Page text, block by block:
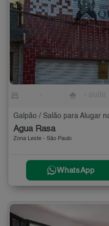
Galpão / Salão para Alugar
Água Rasa
Zona Leste - São Paulo
WhatsApp